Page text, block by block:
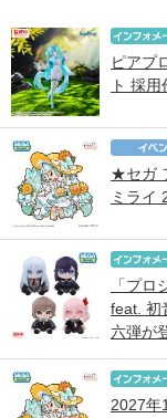
ピアプ
ト 採
★セガ
ミライ
「プ
feat. 初
六弾が
2027年